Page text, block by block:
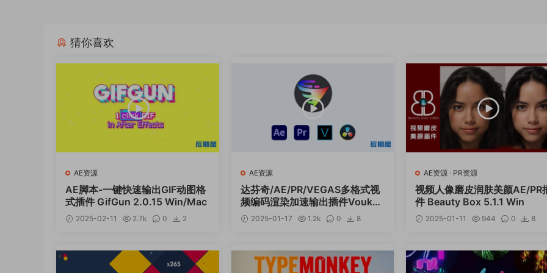
猜你喜欢
AE资源
AE脚本-一键快速输出GIF动图格
式插件 GifGun 2.0.15 Win/Mac
2025-02-11 2.7k 0
2
AE资源
达芬奇/AE/PR/VEGAS多格式视
频编码渲染加速输出插件Voukod
er Pro V2.0.5 Win中文版
2025-01-17 1.2k 0
8
AE资源 · PR资源
视频人像磨皮润肤美颜AE/PR
件 Beauty Box 5.1.1 Win
2025-01-11 944 0 8